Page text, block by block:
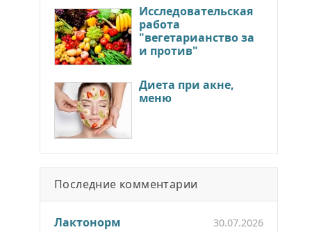
Исследовательская
работа
"вегетарианство за
и против"
Диета при акне,
меню
Последние комментарии
Лактонорм
30.07.2026